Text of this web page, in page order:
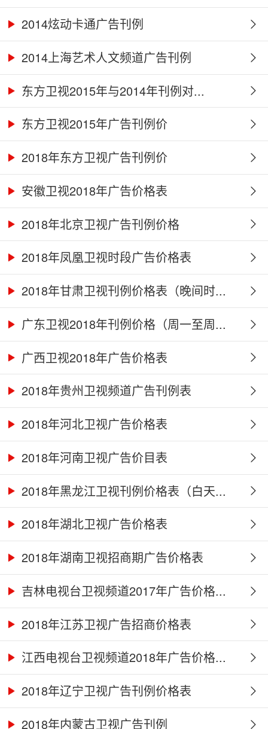
2014炫动卡通广告刊例
2014上海艺术人文频道广告刊例
东方卫视2015年与2014年刊例对...
东方卫视2015年广告刊例价
2018年东方卫视广告刊例价
安徽卫视2018年广告价格表
2018年北京卫视广告刊例价格
2018年凤凰卫视时段广告价格表
2018年甘肃卫视刊例价格表（晚间时...
广东卫视2018年刊例价格（周一至周...
广西卫视2018年广告价格表
2018年贵州卫视频道广告刊例表
2018年河北卫视广告价格表
2018年河南卫视广告价目表
2018年黑龙江卫视刊例价格表（白天...
2018年湖北卫视广告价格表
2018年湖南卫视招商期广告价格表
吉林电视台卫视频道2017年广告价格...
2018年江苏卫视广告招商价格表
江西电视台卫视频道2018年广告价格...
2018年辽宁卫视广告刊例价格表
2018年内蒙古卫视广告刊例